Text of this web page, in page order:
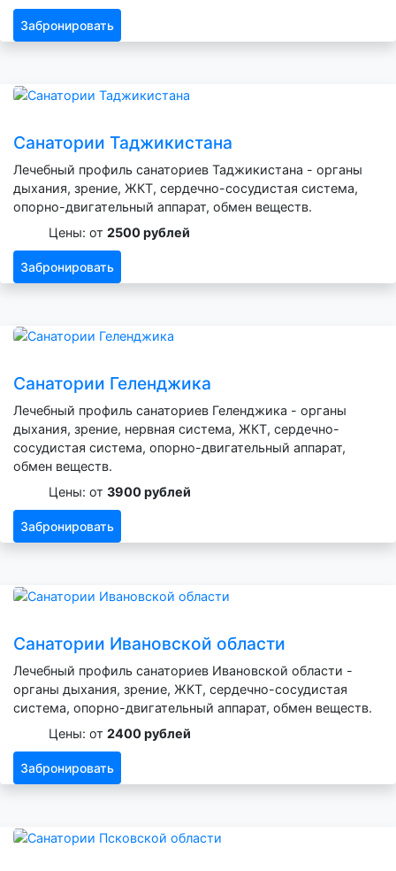
Забронировать
Санатории Таджикистана
Лечебный профиль санаториев Таджикистана - органы
дыхания, зрение, ЖКТ, сердечно-сосудистая система,
опорно-двигательный аппарат, обмен веществ.
Цены: от 2500 рублей
Забронировать
Санатории Геленджика
Лечебный профиль санаториев Геленджика - органы
дыхания, зрение, нервная система, ЖКТ, сердечно-
сосудистая система, опорно-двигательный аппарат,
обмен веществ.
Цены: от 3900 рублей
Забронировать
Санатории Ивановской области
Лечебный профиль санаториев Ивановской области -
органы дыхания, зрение, ЖКТ, сердечно-сосудистая
система, опорно-двигательный аппарат, обмен веществ.
Цены: от 2400 рублей
Забронировать